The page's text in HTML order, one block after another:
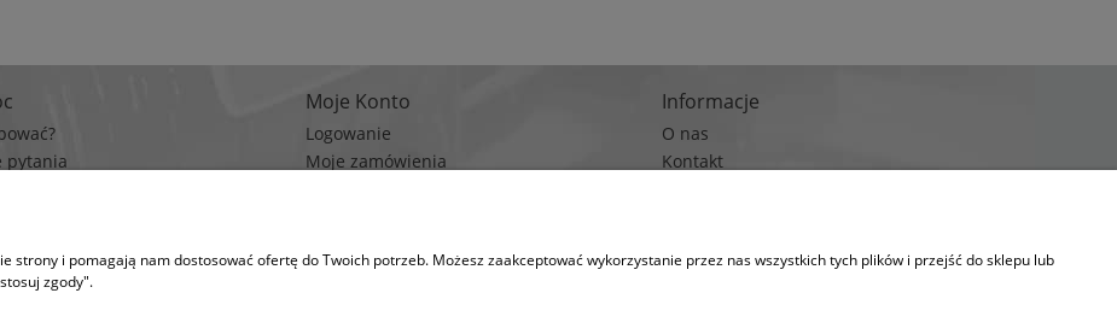
pytania
Moje Konto
Logowanie
Moje zamówienia
Informacje
O nas
Kontakt
Strona korzysta z plików cookies w celu realizacji usług i zgodnie z Polityką Plików Cookies.
warunki przechowywania lub dostępu do plików cookies w Twojej przeglądarce. (polityka prywatności)
strony i pomagają nam dostosować ofertę do Twoich potrzeb. Możesz zaakceptować wykorzystanie przez nas wszystkich tych plików i przejść do sklepu lub
zgody".